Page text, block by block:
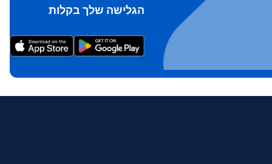
To
in
הגלישה שלך בקלות